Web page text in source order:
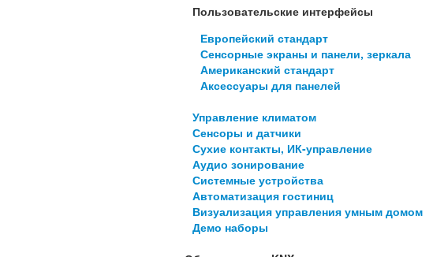
Пользовательские интерфейсы
Европейский стандарт
Сенсорные экраны и панели, зеркала
Американский стандарт
Аксессуары для панелей
Управление климатом
Сенсоры и датчики
Сухие контакты, ИК-управление
Аудио зонирование
Системные устройства
Автоматизация гостиниц
Визуализация управления умным домом
Демо наборы